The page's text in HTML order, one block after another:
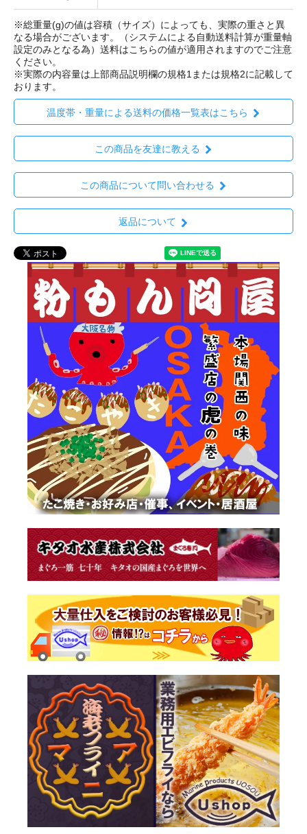
※総重量(g)の値は容積（サイズ）によっても、実際の重さと異
なる場合がございます。（システムによる自動送料計算が重量軸
設定のみとなる為）送料はこちらの値が適用されますのでご注意
ください。
※実際の内容量は上部商品説明欄の規格1または規格2に記載して
おります。
温度帯・重量による送料の価格一覧表はこちら
この商品を友達に教える
この商品について問い合わせる
返品について